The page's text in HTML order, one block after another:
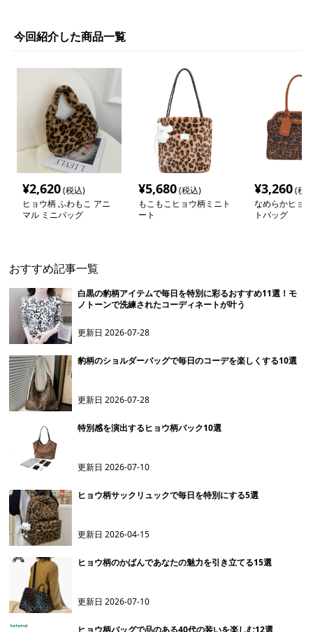
今回紹介した商品一覧
¥2,620(税込)
ヒョウ柄 ふわもこ アニ
マル ミニバッグ
¥5,680(税込)
もこもこヒョウ柄ミニト
ート
¥3,260(税
なめらかヒョ
トバッグ
おすすめ記事一覧
白黒の豹柄アイテムで毎日を特別に彩るおすすめ11選！モ
ノトーンで洗練されたコーディネートが叶う
更新日2026-07-28
豹柄のショルダーバッグで毎日のコーデを楽しくする10選
更新日2026-07-28
特別感を演出するヒョウ柄バック10選
更新日2026-07-10
ヒョウ柄サックリュックで毎日を特別にする5選
更新日2026-04-15
ヒョウ柄のかばんであなたの魅力を引き立てる15選
更新日2026-07-10
ヒョウ柄バッグで品のある40代の装いを楽しむ12選